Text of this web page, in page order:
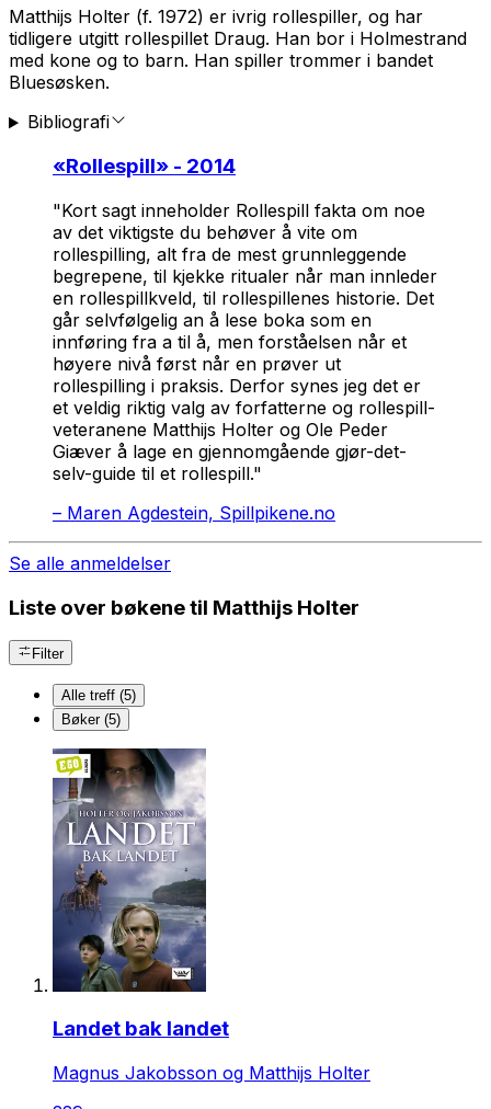
Matthijs Holter (f. 1972) er ivrig rollespiller, og har
tidligere utgitt rollespillet Draug. Han bor i Holmestrand
med kone og to barn. Han spiller trommer i bandet
Bluesøsken.
Bibliografi
«Rollespill» - 2014
"Kort sagt inneholder Rollespill fakta om noe
av det viktigste du behøver å vite om
rollespilling, alt fra de mest grunnleggende
begrepene, til kjekke ritualer når man innleder
en rollespillkveld, til rollespillenes historie. Det
går selvfølgelig an å lese boka som en
innføring fra a til å, men forståelsen når et
høyere nivå først når en prøver ut
rollespilling i praksis. Derfor synes jeg det er
et veldig riktig valg av forfatterne og rollespill-
veteranene Matthijs Holter og Ole Peder
Giæver å lage en gjennomgående gjør-det-
selv-guide til et rollespill."
– Maren Agdestein, Spillpikene.no
Se alle anmeldelser
Liste over bøkene til Matthijs Holter
Filter
Alle treff (5)
Bøker (5)
Landet bak landet
Magnus Jakobsson og Matthijs Holter